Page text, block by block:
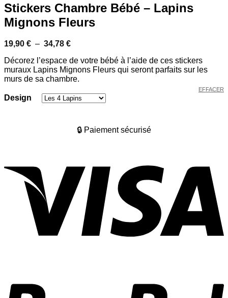
Stickers Chambre Bébé – Lapins
Mignons Fleurs
19,90 € – 34,78 €Plage
prix :
19,90 €
à
34,78 €
Décorez l’espace de votre bébé à l’aide de ces stickers
muraux Lapins Mignons Fleurs qui seront parfaits sur les
murs de sa chambre.
Design
EFFACER
🔒 Paiement sécurisé